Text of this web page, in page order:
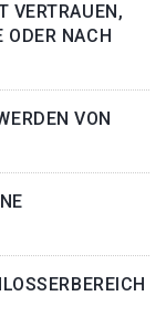
VERTRAUEN,
ODER NACH
VON